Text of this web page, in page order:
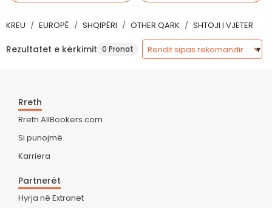
KREU EUROPË SHQIPËRI OTHER QARK SHTOJI I VJETER
Rezultatet e kërkimit 0 Pronat
Rreth
Rreth AllBookers.com
Si punojmë
Karriera
Partnerët
Hyrja në Extranet